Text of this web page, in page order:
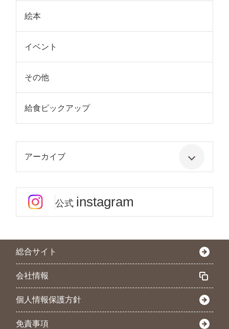
絵本
イベント
その他
給食ピックアップ
アーカイブ
公式 instagram
総合サイト
会社情報
個人情報保護方針
免責事項